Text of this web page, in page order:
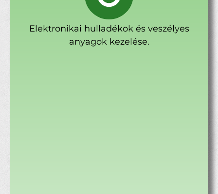
Elektronikai hulladékok és veszélyes
anyagok kezelése.